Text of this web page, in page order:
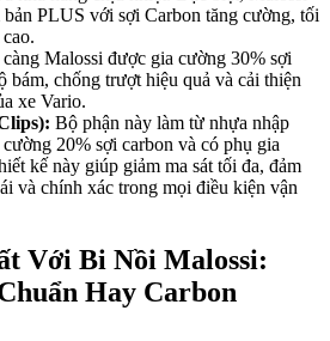
PLUS với sợi Carbon tăng cường, tối
Malossi được gia cường 30% sợi
bám, chống trượt hiệu quả và cải thiện
xe Vario.
Bộ phận này làm từ nhựa nhập
20% sợi carbon và có phụ gia
kế này giúp giảm ma sát tối đa, đảm
và chính xác trong mọi điều kiện vận
Với Bi Nồi Malossi:
Hay Carbon